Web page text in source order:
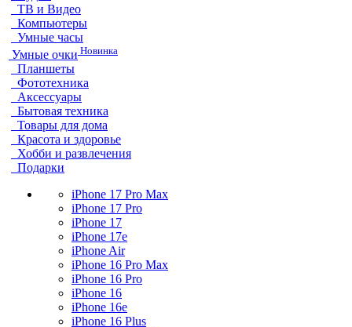
ТВ и Видео
Компьютеры
Умные часы
Умные очки Новинка
Планшеты
Фототехника
Аксессуары
Бытовая техника
Товары для дома
Красота и здоровье
Хобби и развлечения
Подарки
iPhone 17 Pro Max
iPhone 17 Pro
iPhone 17
iPhone 17e
iPhone Air
iPhone 16 Pro Max
iPhone 16 Pro
iPhone 16
iPhone 16e
iPhone 16 Plus